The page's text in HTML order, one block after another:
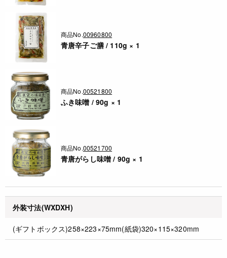
商品No.00960800
青唐辛子ご膳 / 110g × 1
商品No.00521800
ふき味噌 / 90g × 1
商品No.00521700
青唐がらし味噌 / 90g × 1
外装寸法(WXDXH)
(ギフトボックス)258×223×75mm(紙袋)320×115×320mm